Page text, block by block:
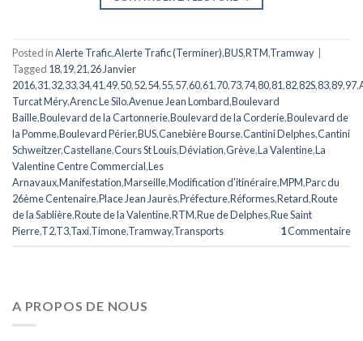
Posted inAlerte Trafic,Alerte Trafic (Terminer),BUS,RTM,Tramway
Tagged 18,19,21,26 Janvier
2016,31,32,33,34,41,49,50,52,54,55,57,60,61,70,73,74,80,81,82,82S,83,89,97,
Turcat Méry,Arenc Le Silo,Avenue Jean Lombard,Boulevard
Baille,Boulevard de la Cartonnerie,Boulevard de la Corderie,Boulevard de
la Pomme,Boulevard Périer,BUS,Canebière Bourse,Cantini Delphes,Cantini
Schweitzer,Castellane,Cours St Louis,Déviation,Grève,La Valentine,La
Valentine Centre Commercial,Les
Arnavaux,Manifestation,Marseille,Modification d'itinéraire,MPM,Parc du
26ème Centenaire,Place Jean Jaurès,Préfecture,Réformes,Retard,Route
de la Sablière,Route de la Valentine,RTM,Rue de Delphes,Rue Saint
Pierre,T2,T3,Taxi,Timone,Tramway,Transports 1Commentaire
A PROPOS DE NOUS